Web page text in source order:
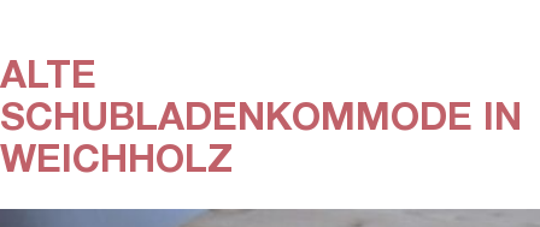
ALTE
SCHUBLADENKOMMODE IN
WEICHHOLZ